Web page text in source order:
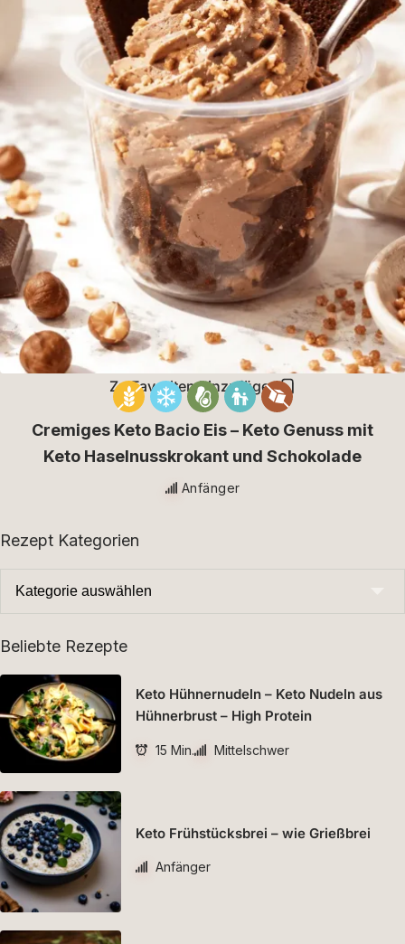
Zu Favoriten hinzufügen
Cremiges Keto Bacio Eis – Keto Genuss mit
Keto Haselnusskrokant und Schokolade
Anfänger
Rezept Kategorien
Beliebte Rezepte
Keto Hühnernudeln – Keto Nudeln aus
Hühnerbrust – High Protein
15 Min. Mittelschwer
Keto Frühstücksbrei – wie Grießbrei
Anfänger